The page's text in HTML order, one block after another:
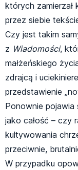
których
przez siebie
Czy jest takim
z Wiadomości,
małżeńskiego
zdrajcą i
przedstawienie
Ponownie
jako całość – czy
kultywowania
przeciwnie,
W przypadku